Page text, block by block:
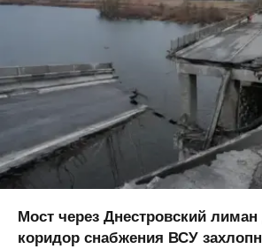
Мост через Днестровский
коридор снабжения ВСУ